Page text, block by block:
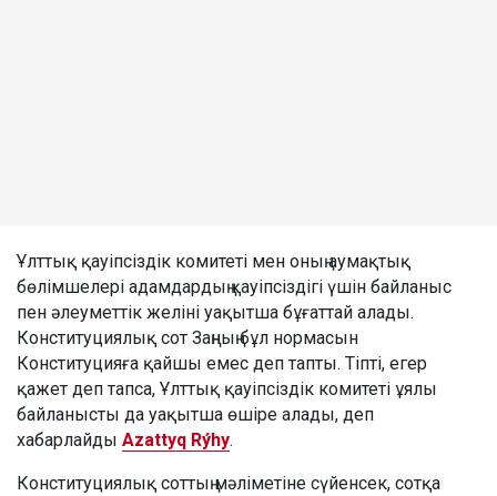
Ұлттық қауіпсіздік комитеті мен оның аумақтық
бөлімшелері адамдардың қауіпсіздігі үшін байланыс
пен әлеуметтік желіні уақытша бұғаттай алады.
Конституциялық сот Заңның бұл нормасын
Конституцияға қайшы емес деп тапты. Тіпті, егер
қажет деп тапса, Ұлттық қауіпсіздік комитеті ұялы
байланысты да уақытша өшіре алады, деп
хабарлайды Azattyq Rýhy.
Конституциялық соттың мәліметіне сүйенсек, сотқа